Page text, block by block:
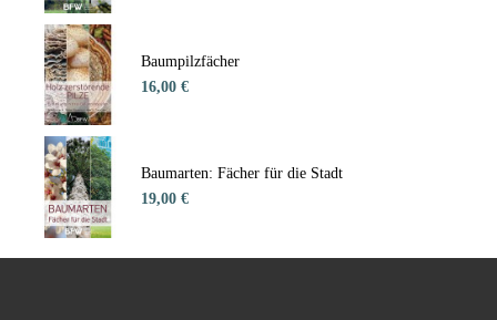
Baumpilzfächer
16,00 €
Baumarten: Fächer für die Stadt
19,00 €